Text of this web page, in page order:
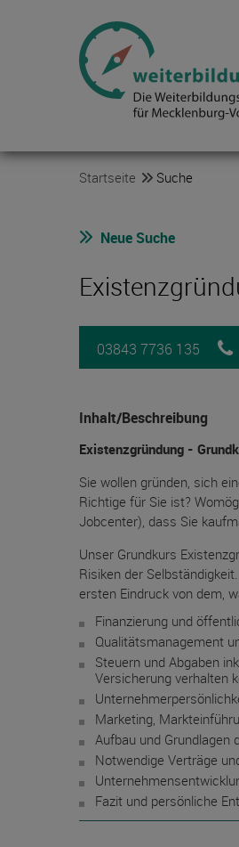
Startseite Suche
Neue Suche
03843 7736 135
Inhalt/Beschreibung
Existenzgründung -
Sie wollen gründen, sich
Richtige für Sie ist?
Jobcenter), dass Sie
Unser Grundkurs
Risiken der
ersten Eindruck von dem,
Finanzierung und
Qualitätsmanagement
Steuern und Abgaben
Versicherung verhalten
Marketing,
Aufbau und Grundlagen
Notwendige Verträge
Fazit und persönliche